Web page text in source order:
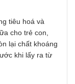
tiêu hoá và
cho trẻ con,
lại chất khoáng
khi lấy ra từ